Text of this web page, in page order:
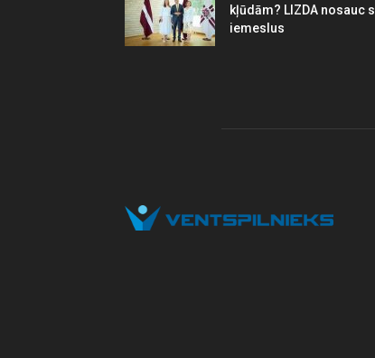
kļūdām? LIZDA nosauc
iemeslus